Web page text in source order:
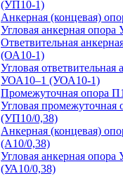
(УП10-1)
Анкерная (концевая)
Угловая анкерная
Ответвительная
(ОА10-1)
Угловая ответвительная
УОА10–1 (УОА10-1)
Промежуточная опора
Угловая
(УП10/0,38)
Анкерная (концевая)
(А10/0,38)
Угловая анкерная опора
(УА10/0,38)